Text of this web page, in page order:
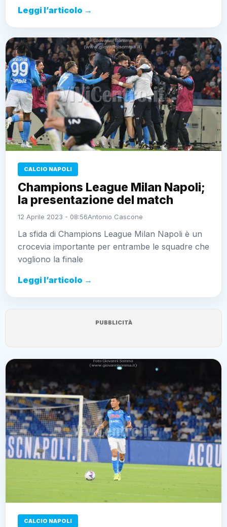
Leggi l’articolo →
CALCIO NAPOLI
Champions League Milan Napoli;
la presentazione del match
12 Aprile 2023 - 08:56Antonio Cascone
La sfida di Champions League Milan Napoli è un
crocevia importante per entrambe le squadre che
vogliono la finale
Leggi l’articolo →
PUBBLICITÀ
CALCIO NAPOLI